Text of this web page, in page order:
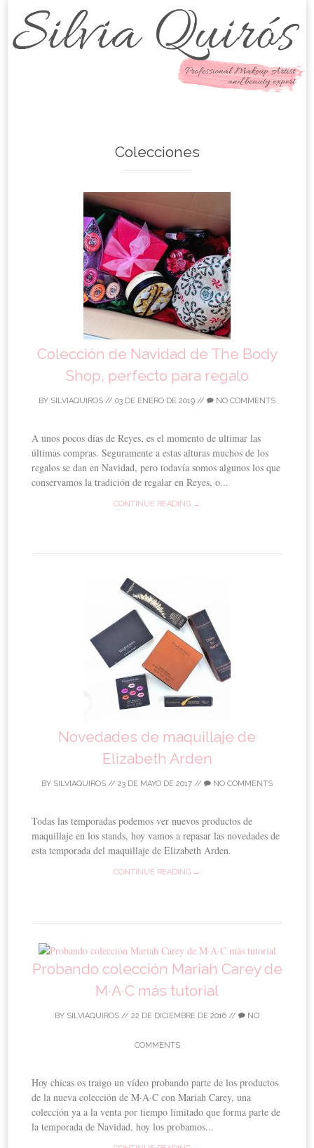
Colecciones
Colección de Navidad de The Body
Shop, perfecto para regalo
BY SILVIAQUIROS // 03 DE ENERO DE 2019 // NO COMMENTS
A unos pocos días de Reyes, es el momento de ultimar las
últimas compras. Seguramente a estas alturas muchos de los
regalos se dan en Navidad, pero todavía somos algunos los que
conservamos la tradición de regalar en Reyes, o...
CONTINUE READING →
Novedades de maquillaje de
Elizabeth Arden
BY SILVIAQUIROS // 23 DE MAYO DE 2017 // NO COMMENTS
Todas las temporadas podemos ver nuevos productos de
maquillaje en los stands, hoy vamos a repasar las novedades de
esta temporada del maquillaje de Elizabeth Arden.
CONTINUE READING →
Probando colección Mariah Carey de
M·A·C más tutorial
BY SILVIAQUIROS // 22 DE DICIEMBRE DE 2016 // NO
COMMENTS
Hoy chicas os traigo un vídeo probando parte de los productos
de la nueva colección de M·A·C con Mariah Carey, una
colección ya a la venta por tiempo limitado que forma parte de
la temporada de Navidad, hoy los probamos...